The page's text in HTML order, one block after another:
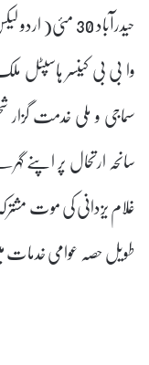
حیدرآباد 30
وا بی بی کینسر ہاسپٹل
سماجی و ملی خدمت
سانحہ ارتحال پر اپنے
غلام یزدانی کی موت
طویل حصہ عوامی خدمات